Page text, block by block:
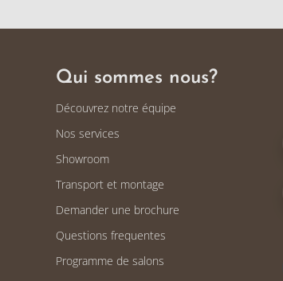
Qui sommes nous?
Découvrez notre équipe
Nos services
Showroom
Transport et montage
Demander une brochure
Questions frequentes
Programme de salons